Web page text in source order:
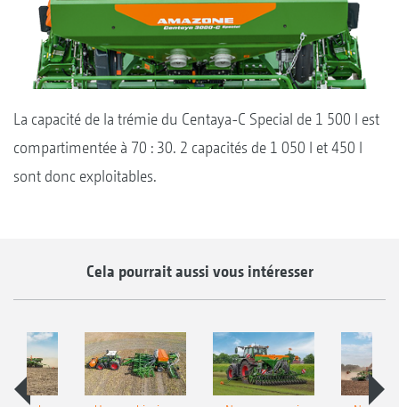
La capacité de la trémie du Centaya-C Special de 1 500 l est
compartimentée à 70 : 30. 2 capacités de 1 050 l et 450 l
sont donc exploitables.
Cela pourrait aussi vous intéresser